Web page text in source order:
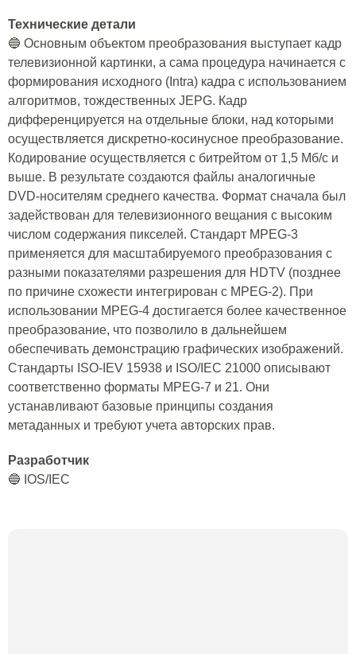
Технические детали
🔵 Основным объектом преобразования выступает кадр
телевизионной картинки, а сама процедура начинается с
формирования исходного (Intra) кадра с использованием
алгоритмов, тождественных JEPG. Кадр
дифференцируется на отдельные блоки, над которыми
осуществляется дискретно-косинусное преобразование.
Кодирование осуществляется с битрейтом от 1,5 Мб/с и
выше. В результате создаются файлы аналогичные
DVD-носителям среднего качества. Формат сначала был
задействован для телевизионного вещания с высоким
числом содержания пикселей. Стандарт MPEG-3
применяется для масштабируемого преобразования с
разными показателями разрешения для HDTV (позднее
по причине схожести интегрирован с MPEG-2). При
использовании MPEG-4 достигается более качественное
преобразование, что позволило в дальнейшем
обеспечивать демонстрацию графических изображений.
Стандарты ISO-IEV 15938 и ISO/IEC 21000 описывают
соответственно форматы MPEG-7 и 21. Они
устанавливают базовые принципы создания
метаданных и требуют учета авторских прав.
Разработчик
🔵 IOS/IEC